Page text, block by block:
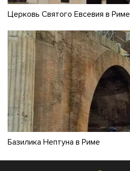
Церковь Святого Евсевия в Риме
Базилика Нептуна в Риме